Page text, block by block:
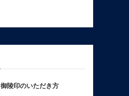
御陵印のいただき方